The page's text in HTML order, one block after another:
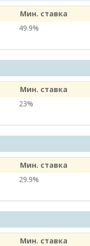
Мин. ставка
49.9%
Мин. ставка
23%
Мин. ставка
29.9%
Мин. ставка